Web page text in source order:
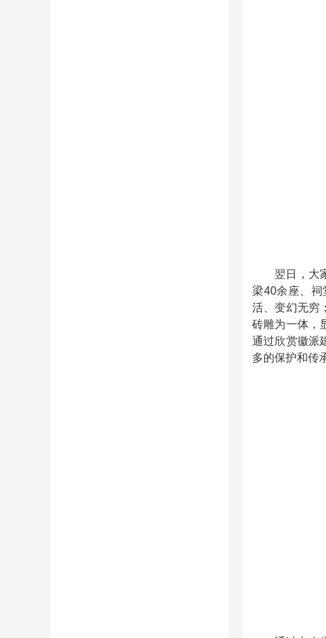
翌日，大
梁40余座、祠
活、变幻无穷
砖雕为一体，
通过欣赏徽派
多的保护和传